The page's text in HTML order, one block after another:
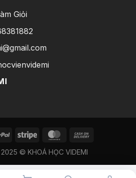
Giỏi
© KHOÁ HỌC VIDEMI